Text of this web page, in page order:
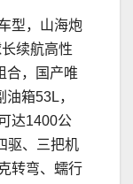
型，山海炮
续航高性
合，国产唯
箱53L，
达1400公
驱、三把机
转弯、蠕行